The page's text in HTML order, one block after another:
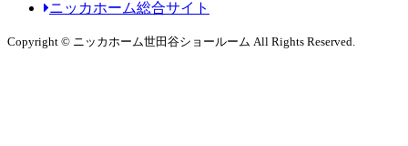
ニッカホーム総合サイト
Copyright © ニッカホーム世田谷ショールーム All Rights Reserved.